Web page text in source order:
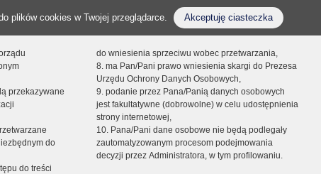
plików cookies w Twojej przeglądarce. Akceptuję ciasteczka
przekazywane
do
do treści
do wniesienia sprzeciwu wobec przetwarzania,
8. ma Pan/Pani prawo wniesienia skargi do Prezesa
Urzędu Ochrony Danych Osobowych,
9. podanie przez Pana/Panią danych osobowych
jest fakultatywne (dobrowolne) w celu udostępnienia
strony internetowej,
10. Pana/Pani dane osobowe nie będą podlegały
zautomatyzowanym procesom podejmowania
decyzji przez Administratora, w tym profilowaniu.